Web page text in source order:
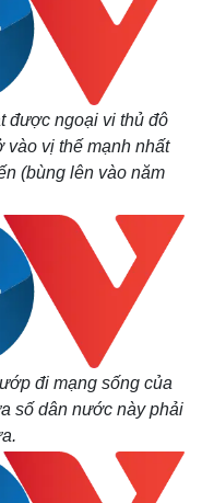
Multimedia
E-Magazine
Infographic
được ngoại vi thủ đô
vị thế mạnh nhất
(bùng lên vào năm
đi mạng sống của
số dân nước này phải